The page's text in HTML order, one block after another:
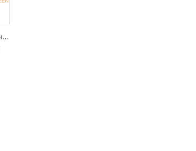
Прихожая современная с вешалкой и зеркалом GREEN